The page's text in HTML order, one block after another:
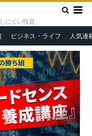
にくい投資」
ビジネス・ライフ 人気連
会
上がらない保有銘柄…ど